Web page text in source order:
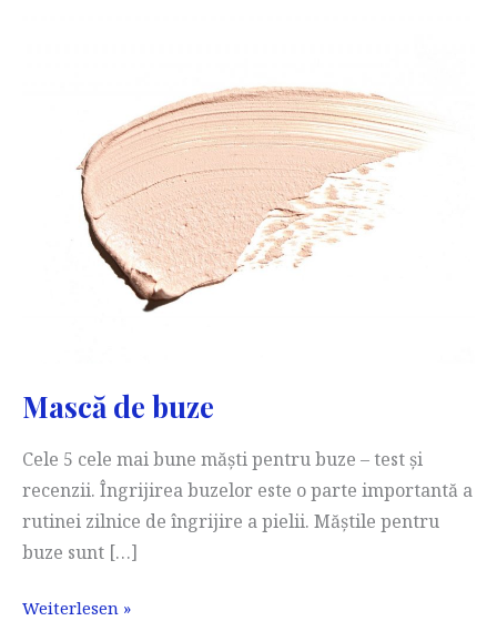
Mască de buze
Cele 5 cele mai bune măști pentru buze – test și
recenzii. Îngrijirea buzelor este o parte importantă a
rutinei zilnice de îngrijire a pielii. Măștile pentru
buze sunt […]
Mască
Weiterlesen »